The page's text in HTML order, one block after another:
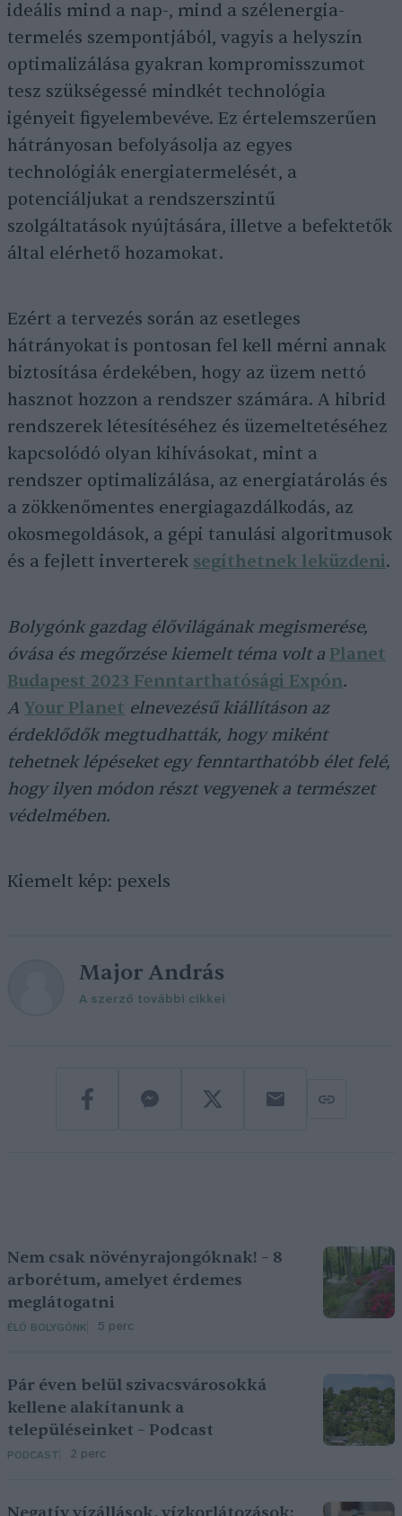
ideális mind a nap-, mind a szélenergia-
termelés szempontjából, vagyis a helyszín
optimalizálása gyakran kompromisszumot
tesz szükségessé mindkét technológia
igényeit figyelembevéve. Ez értelemszerűen
hátrányosan befolyásolja az egyes
technológiák energiatermelését, a
potenciáljukat a rendszerszintű
szolgáltatások nyújtására, illetve a befektetők
által elérhető hozamokat.
Ezért a tervezés során az esetleges
hátrányokat is pontosan fel kell mérni annak
biztosítása érdekében, hogy az üzem nettó
hasznot hozzon a rendszer számára. A hibrid
rendszerek létesítéséhez és üzemeltetéséhez
kapcsolódó olyan kihívásokat, mint a
rendszer optimalizálása, az energiatárolás és
a zökkenőmentes energiagazdálkodás, az
okosmegoldások, a gépi tanulási algoritmusok
és a fejlett inverterek segíthetnek leküzdeni.
Bolygónk gazdag élővilágának megismerése,
óvása és megőrzése kiemelt téma volt a Planet
Budapest 2023 Fenntarthatósági Expón.
A Your Planet elnevezésű kiállításon az
érdeklődők megtudhatták, hogy miként
tehetnek lépéseket egy fenntarthatóbb élet felé,
hogy ilyen módon részt vegyenek a természet
védelmében.
Kiemelt kép: pexels
Major András
A szerző további cikkei
Nem csak növényrajongóknak! – 8
arborétum, amelyet érdemes
meglátogatni
ÉLŐ BOLYGÓNK 5 perc
Pár éven belül szivacsvárosokká
kellene alakítanunk a
településeinket – Podcast
PODCAST 2 perc